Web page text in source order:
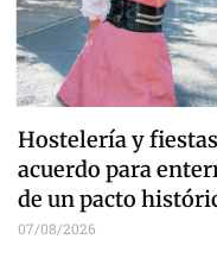
Hostelería y
acuerdo para
de un pacto
07/08/2026